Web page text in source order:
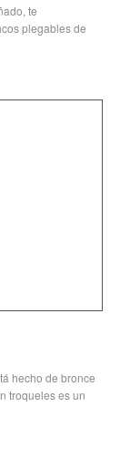
te
plegables de
hecho de bronce
troqueles es un